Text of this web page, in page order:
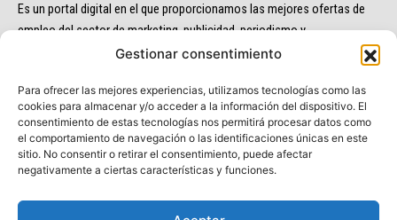
Gestionar consentimiento
Para ofrecer las mejores experiencias, utilizamos tecnologías como las
cookies para almacenar y/o acceder a la información del dispositivo. El
consentimiento de estas tecnologías nos permitirá procesar datos como
el comportamiento de navegación o las identificaciones únicas en este
sitio. No consentir o retirar el consentimiento, puede afectar
negativamente a ciertas características y funciones.
Es un portal digital en el que proporcionamos las mejores ofertas de
empleo del sector de marketing, publicidad, periodismo y
F
I
L
T
Y